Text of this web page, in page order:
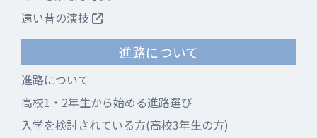
遠い昔の演技
進路について
進路について
高校1・2年生から始める進路選び
入学を検討されている方(高校3年生の方)